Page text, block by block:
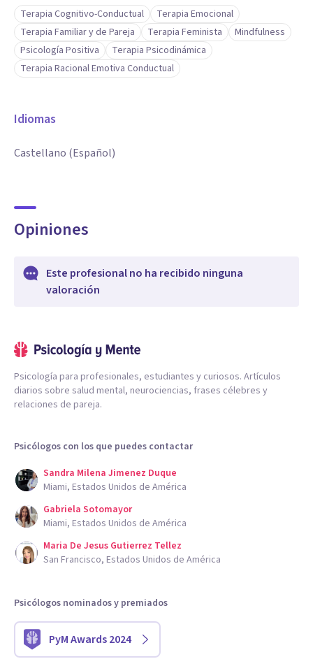
Terapia Cognitivo-Conductual
Terapia Emocional
Terapia Familiar y de Pareja
Terapia Feminista
Mindfulness
Psicología Positiva
Terapia Psicodinámica
Terapia Racional Emotiva Conductual
Idiomas
Castellano (Español)
Opiniones
Este profesional no ha recibido ninguna
valoración
Psicología para profesionales, estudiantes y curiosos. Artículos
diarios sobre salud mental, neurociencias, frases célebres y
relaciones de pareja.
Psicólogos con los que puedes contactar
Sandra Milena Jimenez Duque
Miami, Estados Unidos de América
Gabriela Sotomayor
Miami, Estados Unidos de América
Maria De Jesus Gutierrez Tellez
San Francisco, Estados Unidos de América
Psicólogos nominados y premiados
PyM Awards 2024